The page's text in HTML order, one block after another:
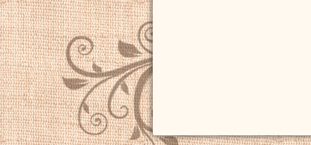
товариства